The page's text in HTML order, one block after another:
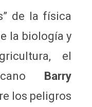
de la física
la biología y
el
Barry
los peligros